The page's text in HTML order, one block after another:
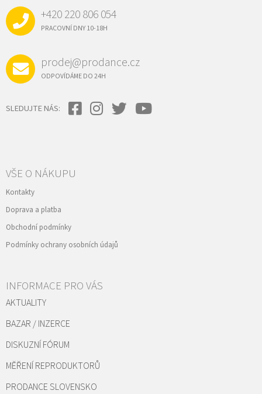
+420 220 806 054
PRACOVNÍ DNY 10-18H
prodej@prodance.cz
ODPOVÍDÁME DO 24H
SLEDUJTE NÁS:
VŠE O NÁKUPU
Kontakty
Doprava a platba
Obchodní podmínky
Podmínky ochrany osobních údajů
INFORMACE PRO VÁS
AKTUALITY
BAZAR / INZERCE
DISKUZNÍ FÓRUM
MĚŘENÍ REPRODUKTORŮ
PRODANCE SLOVENSKO